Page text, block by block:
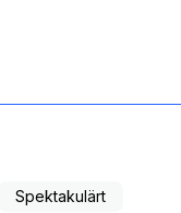
Spektakulärt